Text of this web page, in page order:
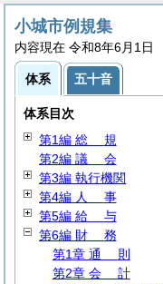
小城市例規集
内容現在 令和8年6月1日
体系 五十音
体系目次
第1編 総 規
第2編 議 会
第3編 執行機関
第4編 人 事
第5編 給 与
第6編 財 務
第1章 通 則
第2章 会 計